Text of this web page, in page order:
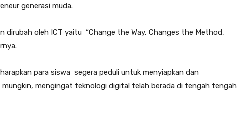
generasi muda.
dirubah oleh ICT yaitu “Change the Way, Changes the Method,
para siswa segera peduli untuk menyiapkan dan
mungkin, mengingat teknologi digital telah berada di tengah tengah